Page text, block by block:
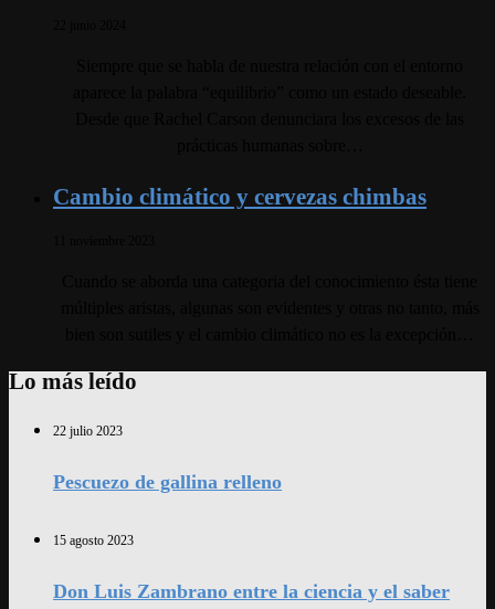
Cambio climático y cervezas chimbas
Lo más leído
22 julio 2023
Pescuezo de gallina relleno
15 agosto 2023
Don Luis Zambrano entre la ciencia y el saber